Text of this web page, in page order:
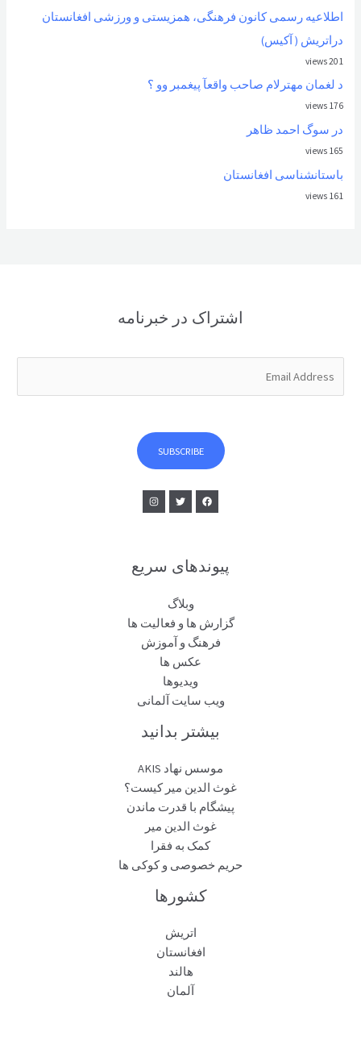
اطلاعیه رسمی کانون فرهنگی، همزیستی و ورزشی افغانستان
دراتریش ( آکیس)
201 views
د لغمان مهترلام صاحب واقعآ پیغمبر وو ؟
176 views
در سوگ احمد ظاهر
165 views
باستانشناسی افغانستان
161 views
اشتراک در خبرنامه
SUBSCRIBE
پیوندهای سریع
وبلاگ
گزارش ها و فعالیت ها
فرهنگ و آموزش
عکس ها
ویدیوها
ویب سایت آلمانی
بیشتر بدانید
موسس نهاد AKIS
غوث الدین میر کیست؟
پیشگام با قدرت ماندن
غوث الدین میر
کمک به فقرا
حریم خصوصی و کوکی ها
کشورها
اتریش
افغانستان
هالند
آلمان